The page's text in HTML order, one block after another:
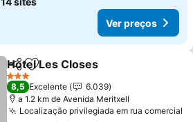
Ver preços
PartilharAdicionar aos favoritos
Hotel Les Closes
3 Estrelas
8,5 Excelente
6.039
a 1.2 km de Avenida Meritxell
Localização privilegiada em rua comercial